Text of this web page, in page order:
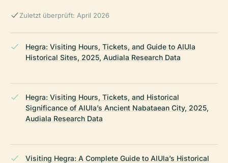
Zuletzt überprüft: April 2026
Hegra: Visiting Hours, Tickets, and Guide to AlUla
Historical Sites, 2025, Audiala Research Data
Hegra: Visiting Hours, Tickets, and Historical
Significance of AlUla’s Ancient Nabataean City, 2025,
Audiala Research Data
Visiting Hegra: A Complete Guide to AlUla’s Historical